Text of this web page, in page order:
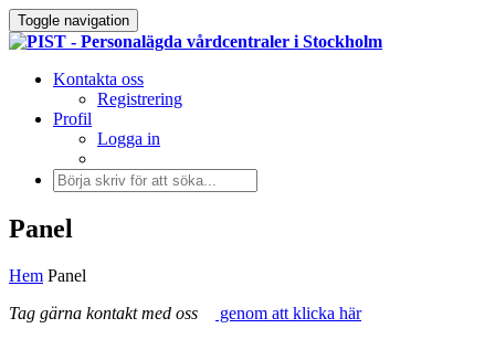
Toggle navigation
Kontakta oss
Registrering
Profil
Logga in
Panel
Hem Panel
Tag gärna kontakt med oss
genom att klicka här